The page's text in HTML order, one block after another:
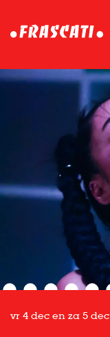
vr 4 dec en za 5 dec